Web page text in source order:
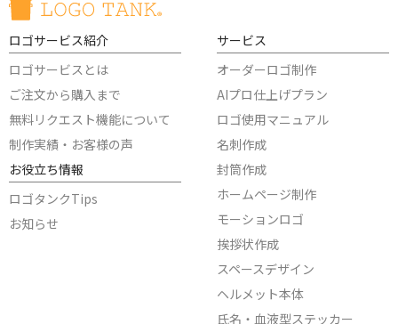
ロゴサービス紹介
ロゴサービスとは
ご注文から購入まで
無料リクエスト機能について
制作実績・お客様の声
お役立ち情報
ロゴタンクTips
お知らせ
サービス
オーダーロゴ制作
AIプロ仕上げプラン
ロゴ使用マニュアル
名刺作成
封筒作成
ホームページ制作
モーションロゴ
挨拶状作成
スペースデザイン
ヘルメット本体
氏名・血液型ステッカー